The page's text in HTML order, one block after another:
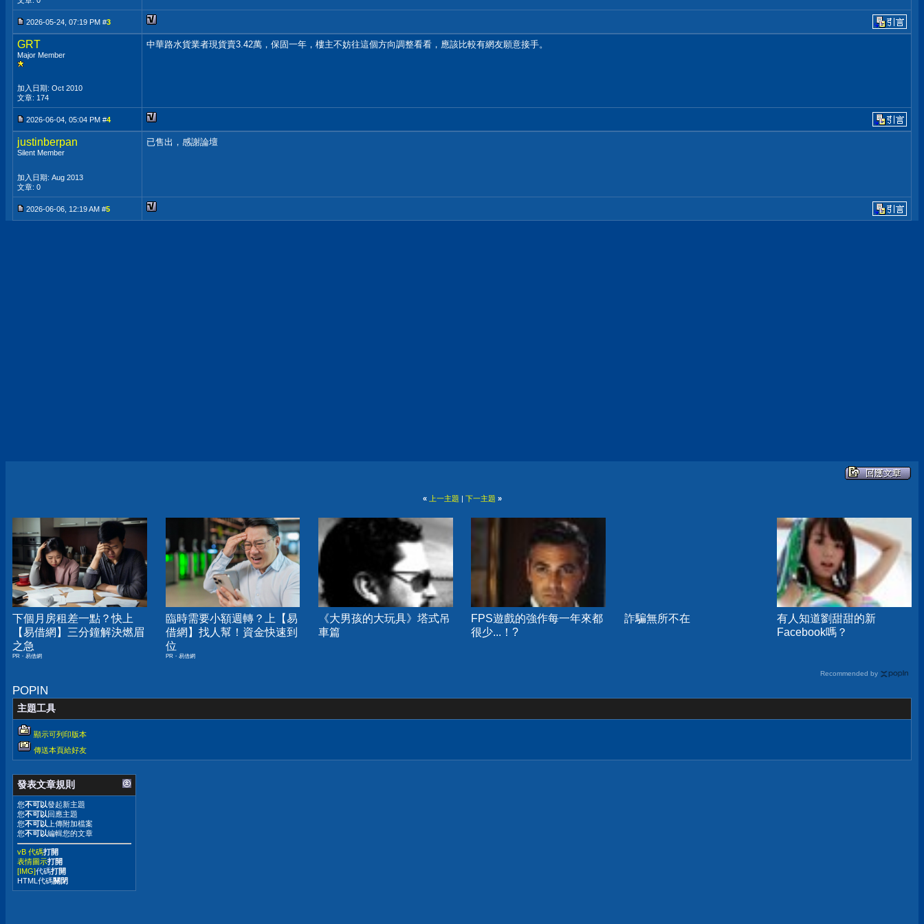
2026-05-24, 07:19 PM #3
GRT
Major Member
加入日期: Oct 2010
文章: 174
中華路水貨業者現貨賣3.42萬，保固一年，樓主不妨往這個方向調整看看，應該比較有網友願意接手。
2026-06-04, 05:04 PM #4
justinberpan
Silent Member
加入日期: Aug 2013
文章: 0
已售出，感謝論壇
2026-06-06, 12:19 AM #5
« 上一主題 | 下一主題 »
下個月房租差一點？快上
【易借網】三分鐘解決燃眉
之急
PR・易借網
臨時需要小額週轉？上【易
借網】找人幫！資金快速到
位
PR・易借網
《大男孩的大玩具》塔式吊
車篇
FPS遊戲的強作每一年來都
很少...！?
詐騙無所不在
有人知道劉甜甜的新
Facebook嗎？
Recommended by
POPIN
主題工具
顯示可列印版本
傳送本頁給好友
發表文章規則
您不可以發起新主題
您不可以回應主題
您不可以上傳附加檔案
您不可以編輯您的文章
vB 代碼打開
表情圖示打開
[IMG]代碼打開
HTML代碼關閉